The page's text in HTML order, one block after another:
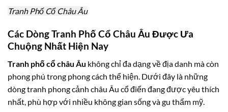
Tranh Phố Cổ Châu Âu
Các Dòng Tranh Phố Cổ Châu Âu Được Ưa
Chuộng Nhất Hiện Nay
Tranh phố cổ châu Âu không chỉ đa dạng về địa danh mà còn
phong phú trong phong cách thể hiện. Dưới đây là những
dòng tranh phong cảnh châu Âu cổ điển đang được yêu thích
nhất, phù hợp với nhiều không gian sống và gu thẩm mỹ.